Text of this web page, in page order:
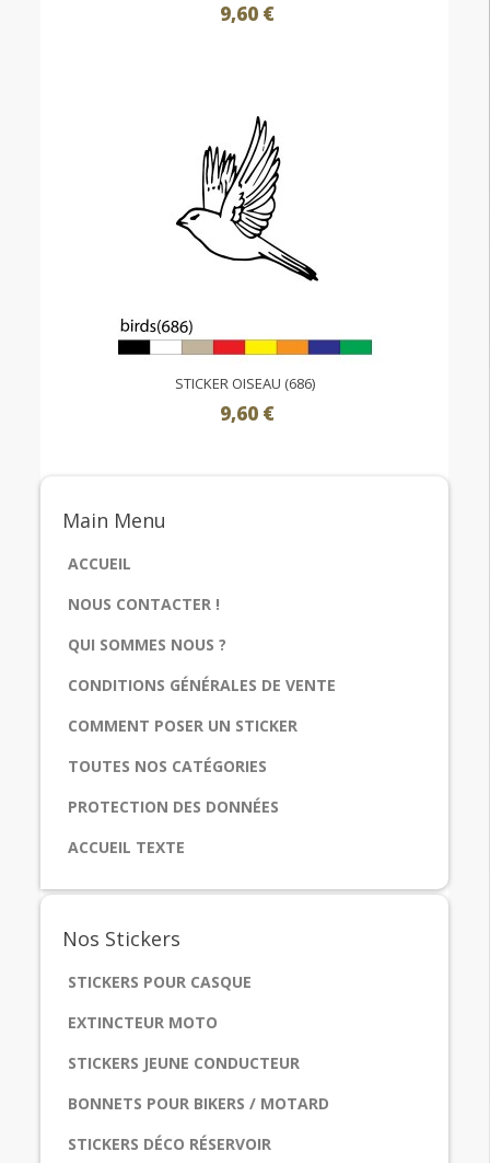
9,60 €
STICKER OISEAU (686)
9,60 €
Main Menu
ACCUEIL
NOUS CONTACTER !
QUI SOMMES NOUS ?
CONDITIONS GÉNÉRALES DE VENTE
COMMENT POSER UN STICKER
TOUTES NOS CATÉGORIES
PROTECTION DES DONNÉES
ACCUEIL TEXTE
Nos Stickers
STICKERS POUR CASQUE
EXTINCTEUR MOTO
STICKERS JEUNE CONDUCTEUR
BONNETS POUR BIKERS / MOTARD
STICKERS DÉCO RÉSERVOIR